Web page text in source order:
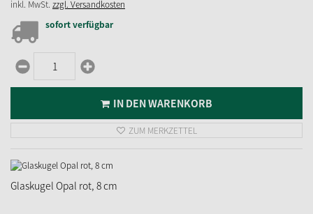
inkl. MwSt. zzgl. Versandkosten
sofort verfügbar
IN DEN WARENKORB
ZUM MERKZETTEL
Glaskugel Opal rot, 8 cm